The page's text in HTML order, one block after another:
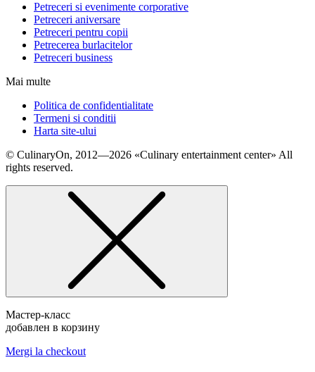
Petreceri si evenimente corporative
Petreceri aniversare
Petreceri pentru copii
Petrecerea burlacitelor
Petreceri business
Mai multe
Politica de confidentialitate
Termeni si conditii
Harta site-ului
© СulinaryOn, 2012—2026 «Culinary entertainment center» All
rights reserved.
Мастер-класс
добавлен в корзину
Mergi la checkout